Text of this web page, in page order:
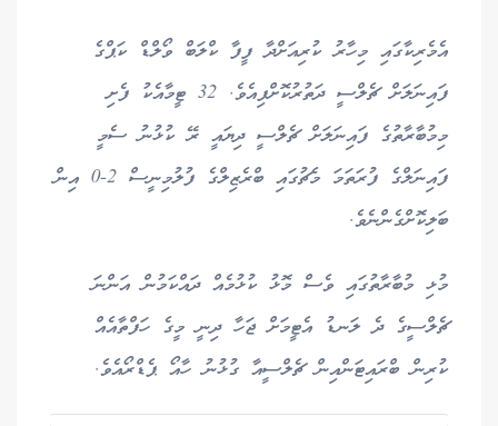
އެމެރިކާގައި މިހާރު ކުރިއަށްދާ ފީފާ ކްލަބް ވޯލްޑް ކަޕްގެ
ފައިނަލަށް ޗެލްސީ ދަތުރުކޮށްފިއެވެ. 32 ޓީމާއެކު ފެށި
މިމުބާރާތުގެ ފައިނަލަށް ޗެލްސީ ދިޔައީ ރޭ ކުޅުނު ސެމީ
ފައިނަލްގެ ފުރަތަމަ މެޗުގައި ބްރެޒިލްގެ ފުލުމިނީސް 2-0 އިން
ބަލިކޮށްގެންނެވެ.
މުޅި މުބާރާތުގައި ވެސް މޮޅު ކުޅުމެއް ދައްކަމުން އަންނަ
ޗެލްސީގެ ދެ ލަނޑު އެޓީމަށް ޖަހާ ދިނީ މީގެ ހަފްތާއެއް
ކުރިން ބްރައިޓަންއިން ޗެލްސީއާ ގުޅުނު ހާއޯ ޕެޑްރޯއެވެ.